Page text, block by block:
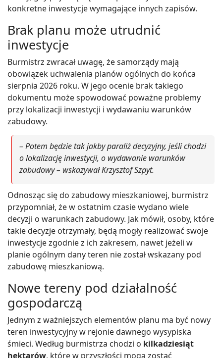
konkretne inwestycje wymagające innych zapisów.
Brak planu może utrudnić
inwestycje
Burmistrz zwracał uwagę, że samorządy mają
obowiązek uchwalenia planów ogólnych do końca
sierpnia 2026 roku. W jego ocenie brak takiego
dokumentu może spowodować poważne problemy
przy lokalizacji inwestycji i wydawaniu warunków
zabudowy.
– Potem będzie tak jakby paraliż decyzyjny, jeśli chodzi
o lokalizację inwestycji, o wydawanie warunków
zabudowy – wskazywał Krzysztof Szpyt.
Odnosząc się do zabudowy mieszkaniowej, burmistrz
przypomniał, że w ostatnim czasie wydano wiele
decyzji o warunkach zabudowy. Jak mówił, osoby, które
takie decyzje otrzymały, będą mogły realizować swoje
inwestycje zgodnie z ich zakresem, nawet jeżeli w
planie ogólnym dany teren nie został wskazany pod
zabudowę mieszkaniową.
Nowe tereny pod działalność
gospodarczą
Jednym z ważniejszych elementów planu ma być nowy
teren inwestycyjny w rejonie dawnego wysypiska
śmieci. Według burmistrza chodzi o kilkadziesiąt
hektarów, które w przyszłości mogą zostać